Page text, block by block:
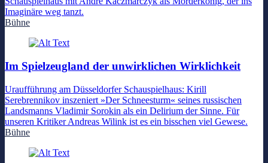
Imaginäre weg tanzt.
Bühne
Im Spielzeugland der unwirklichen Wirklichkeit
Uraufführung am Düsseldorfer Schauspielhaus: Kirill
Serebrennikov inszeniert »Der Schneesturm« seines russischen
Landsmanns Vladimir Sorokin als ein Delirium der Sinne. Für
unseren Kritiker Andreas Wilink ist es ein bisschen viel Gewese.
Bühne